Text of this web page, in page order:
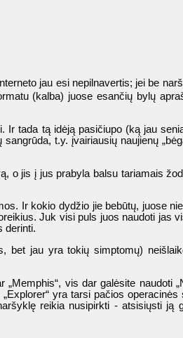
jau esi nepilnavertis; jei be
(kalba) juose esančių bylų
Ir tada tą idėją pasičiupo (ką jau
t.y. įvairiausių naujienų
o jis į jus prabyla balsu tariamais
Ir kokio dydžio jie bebūtų, juose
Juk visi puls juos naudoti jas
derinti.
bet jau yra tokių simptomų)
vis dar galėsite naudoti
yra tarsi pačios operacinės
reikia nusipirkti - atsisiųsti ją